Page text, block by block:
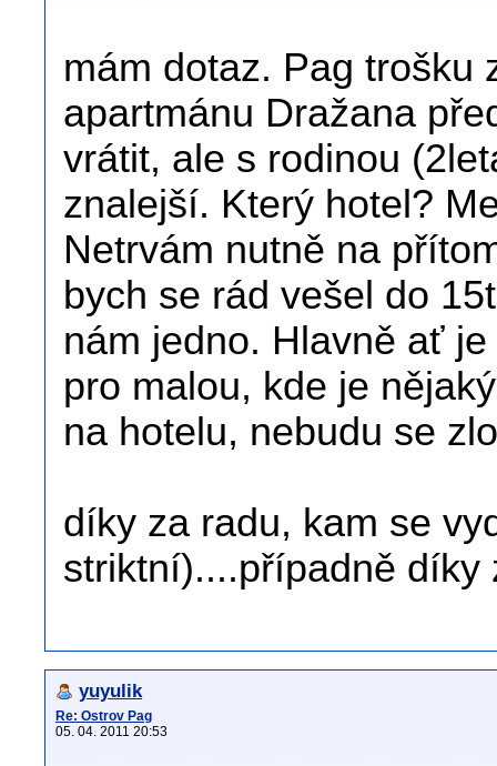
mám dotaz. Pag trošku
apartmánu Dražana
vrátit, ale s rodinou
znalejší. Který hotel?
Netrvám nutně na
bych se rád vešel do
nám jedno. Hlavně ať
pro malou, kde je
na hotelu, nebudu se
díky za radu, kam se
striktní)....případně díky
yuyulik
Re: Ostrov Pag
05. 04. 2011 20:53